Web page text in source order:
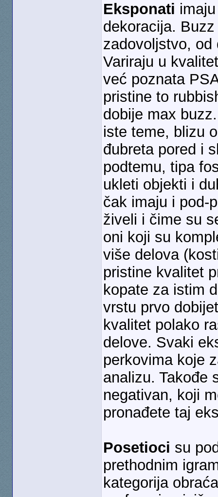
Eksponati
dekoracija.
zadovoljstvo,
Variraju u
već poznata
pristine to
dobije max
iste teme, blizu
đubreta pored i
podtemu, tipa
ukleti objekti i
čak imaju i pod-
živeli i čime su
oni koji su
više delova
pristine kvalitet
kopate za istim
vrstu prvo
kvalitet polako
delove. Svaki
perkovima koje
analizu. Takođe
negativan, koji
pronađete taj
Posetioci su
prethodnim
kategorija